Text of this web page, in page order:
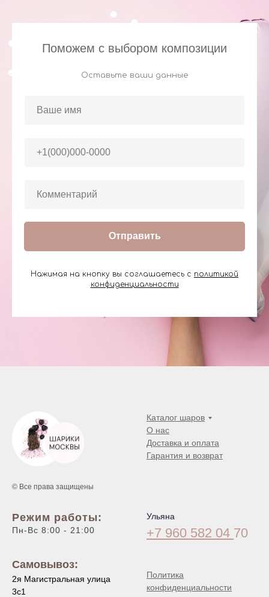
Поможем с выбором композиции
Оставьте ваши данные
Отправить
Нажимая на кнопку вы соглашаетесь с политикой
конфиденциальности
© Все права защищены
Каталог шаров
О нас
Доставка и оплата
Гарантия и возврат
Режим работы:
Пн-Вс 8:00 - 21:00
Самовывоз:
2я Магистральная улица
3с1
Ульяна
+7 960 582 04 70
Политика
конфиденциальности